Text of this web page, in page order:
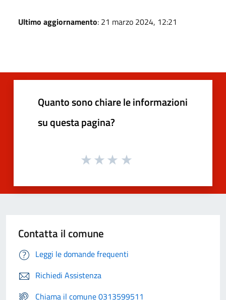
Ultimo aggiornamento: 21 marzo 2024, 12:21
Quanto sono chiare le informazioni
su questa pagina?
Contatta il comune
Leggi le domande frequenti
Richiedi Assistenza
Chiama il comune 0313599511